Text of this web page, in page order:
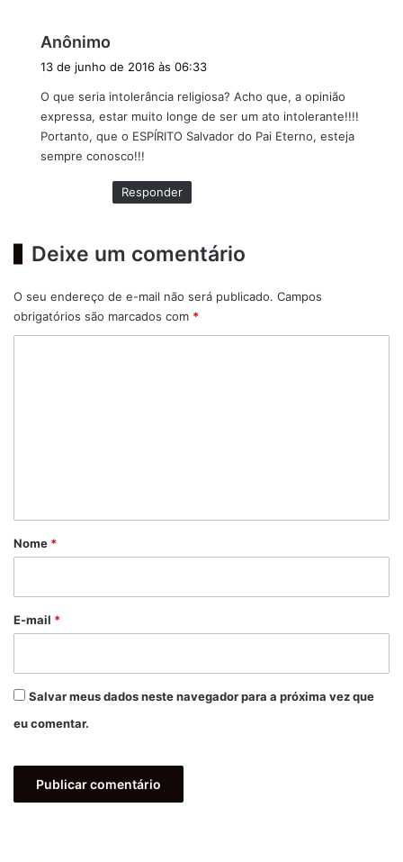
Anônimo
s
e
:
13 de junho de 2016 às 06:33
O que seria intolerância religiosa? Acho que, a opinião
expressa, estar muito longe de ser um ato intolerante!!!!
Portanto, que o ESPÍRITO Salvador do Pai Eterno, esteja
sempre conosco!!!
Responder
Deixe um comentário
O seu endereço de e-mail não será publicado. Campos
obrigatórios são marcados com *
r
*
Nome *
E-mail *
Salvar meus dados neste navegador para a próxima vez que
eu comentar.